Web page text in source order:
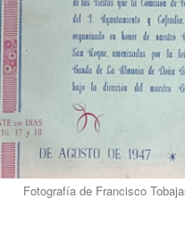
Fotografía de Francisco